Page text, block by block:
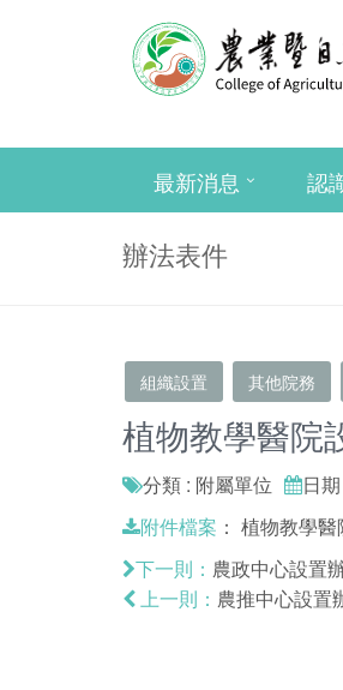
最新消息 認
辦法表件
組織設置 其他院務
植物教學醫院
分類 : 附屬單位 日
附件檔案 ： 植物教學
下一則： 農政中心設置
上一則： 農推中心設置